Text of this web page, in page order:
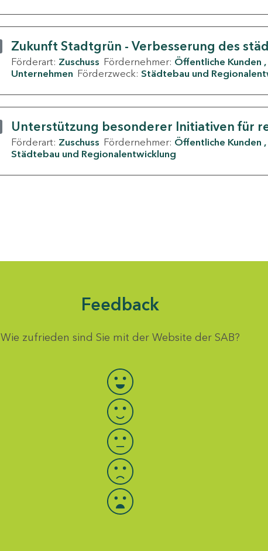
Zukunft Stadtgrün - Verbesserung des
Förderart: Zuschuss Fördernehmer: Öffentliche Kunden
Unternehmen Förderzweck: Städtebau und
Unterstützung besonderer Initiativen für
Förderart: Zuschuss Fördernehmer: Öffentliche Kunden
Städtebau und Regionalentwicklung
Feedback
Wie zufrieden sind Sie mit der Website der SAB?
Bewertung auswählen